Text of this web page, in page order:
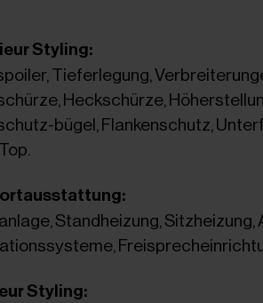
Styling:
Tieferlegung,
Heckschürze,
bügel, Flankenschutz,
Standheizung, Sitzheizung,
Styling: